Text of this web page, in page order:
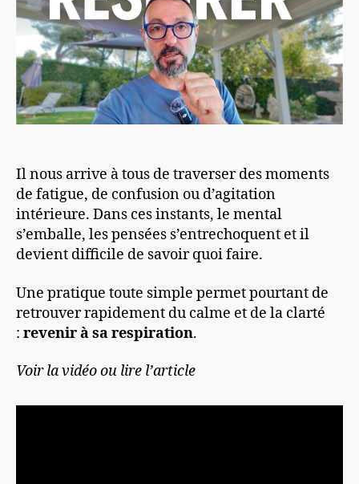
Il nous arrive à tous de traverser des moments
de fatigue, de confusion ou d’agitation
intérieure. Dans ces instants, le mental
s’emballe, les pensées s’entrechoquent et il
devient difficile de savoir quoi faire.
Une pratique toute simple permet pourtant de
retrouver rapidement du calme et de la clarté
: revenir à sa respiration.
Voir la vidéo ou lire l’article